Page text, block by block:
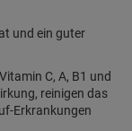
und ein guter
C, A, B1 und
reinigen das
Erkrankungen